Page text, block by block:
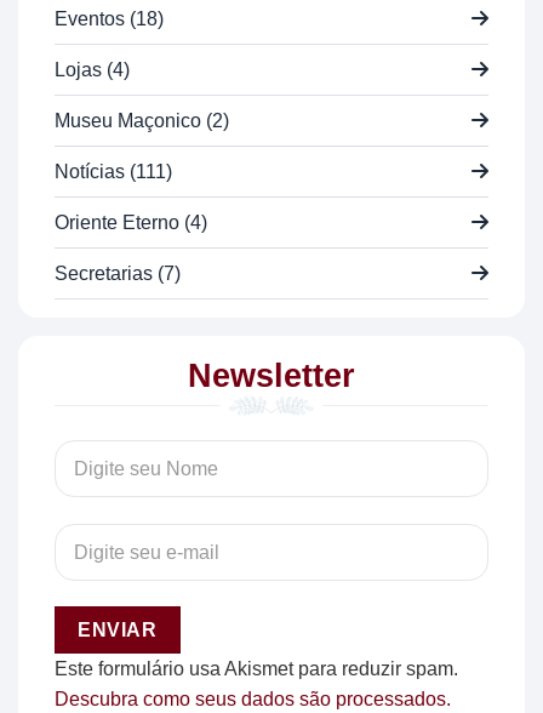
Eventos (18)
Lojas (4)
Museu Maçonico (2)
Notícias (111)
Oriente Eterno (4)
Secretarias (7)
Newsletter
Este formulário usa Akismet para reduzir spam.
Descubra como seus dados são processados.